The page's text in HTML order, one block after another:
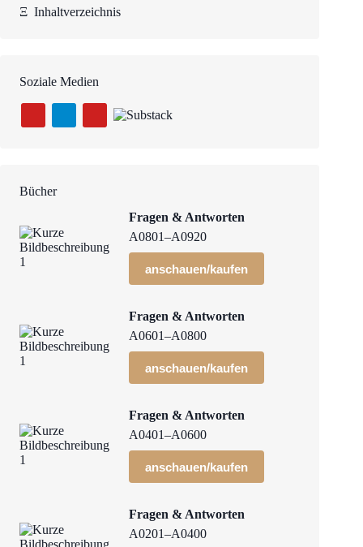
Ξ Inhaltverzeichnis
Soziale Medien
Bücher
Fragen & Antworten
A0801–A0920
anschauen/kaufen
Fragen & Antworten
A0601–A0800
anschauen/kaufen
Fragen & Antworten
A0401–A0600
anschauen/kaufen
Fragen & Antworten
A0201–A0400